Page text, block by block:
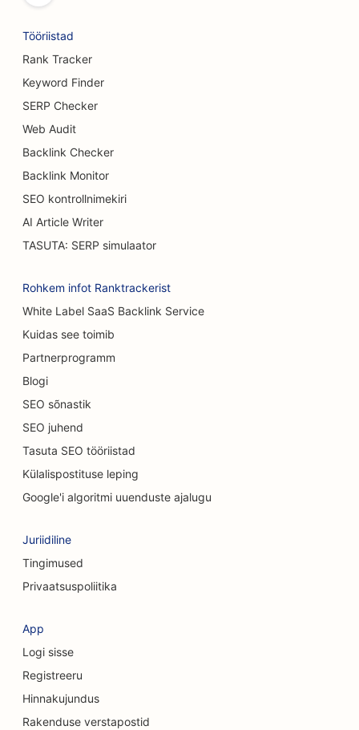
SEO rindade suurendamise teenuste jaoks
SEO buffet-restoranidele
SEO Burgeri veoautodele
SEO põletuskirurgidele
SEO Koogipoodide jaoks
SEO Casual Dining restoranidele
SEO vaipade ja põrandakattematerjalide
SEO autopesulate jaoks
SEO autokauplustele
SEO puhastusteenuste jaoks
SEO kiropraktikutele
SEO keemilise koorimise teenuste jaoks
SEO kraniofatsiaalsetele kirurgidele
SEO kohvipoodidele
SEO krediidiühistutele
SEO Delis'ile
Tööriistad
Rank Tracker
Keyword Finder
SERP Checker
Web Audit
Backlink Checker
Backlink Monitor
SEO kontrollnimekiri
AI Article Writer
TASUTA: SERP simulaator
Rohkem infot Ranktrackerist
White Label SaaS Backlink Service
Kuidas see toimib
Partnerprogramm
Blogi
SEO sõnastik
SEO juhend
Tasuta SEO tööriistad
Külalispostituse leping
Google'i algoritmi uuenduste ajalugu
Juriidiline
Tingimused
Privaatsuspoliitika
App
Logi sisse
Registreeru
Hinnakujundus
Rakenduse verstapostid